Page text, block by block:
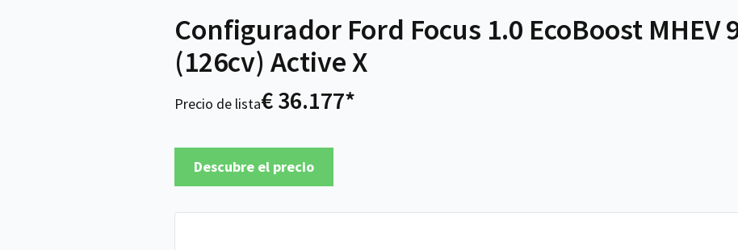
Configurador Ford Focus 1.0 EcoBoost MHEV
(126cv) Active X
Precio de lista€ 36.177*
Descubre el precio